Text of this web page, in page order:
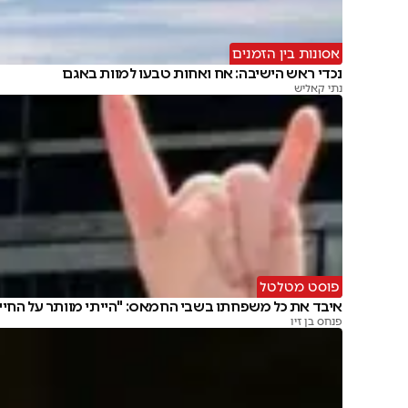
אסונות בין הזמנים
נכדי ראש הישיבה: אח ואחות טבעו למוות באגם
נתי קאליש
פוסט מטלטל
איבד את כל משפחתו בשבי החמאס: "הייתי מוותר על
פנחס בן זיו